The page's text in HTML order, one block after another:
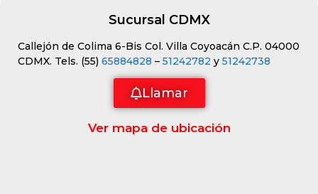
Sucursal CDMX
Callejón de Colima 6-Bis Col. Villa Coyoacán C.P. 04000
CDMX. Tels. (55) 65884828 – 51242782 y 51242738
Llamar
Ver mapa de ubicación